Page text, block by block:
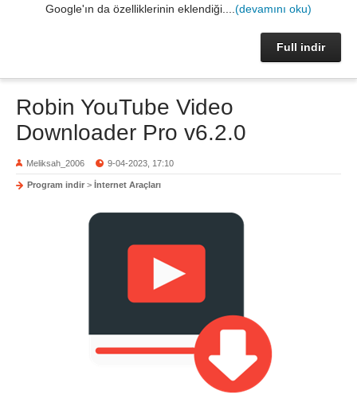
Google'ın da özelliklerinin eklendiği.... (devamını oku)
Full indir
Robin YouTube Video
Downloader Pro v6.2.0
Meliksah_2006 9-04-2023, 17:10
Program indir > İnternet Araçları